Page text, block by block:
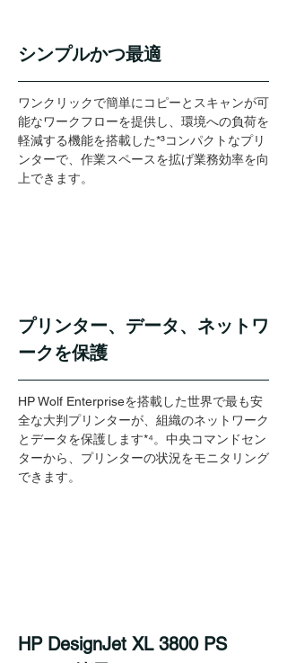
シンプルかつ最適
ワンクリックで簡単にコピーとスキャンが可
能なワークフローを提供し、環境への負荷を
軽減する機能を搭載した*³コンパクトなプリ
ンターで、作業スペースを拡げ業務効率を向
上できます。
プリンター、データ、ネットワ
ークを保護
HP Wolf Enterpriseを搭載した世界で最も安
全な大判プリンターが、組織のネットワーク
とデータを保護します*⁴。中央コマンドセン
ターから、プリンターの状況をモニタリング
できます。
HP DesignJet XL 3800 PS